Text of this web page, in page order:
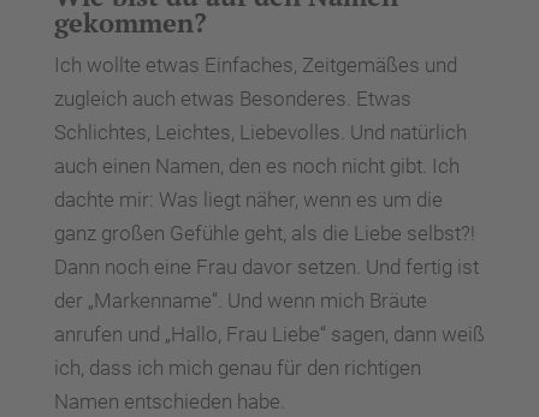
gekommen?
Ich wollte etwas Einfaches, Zeitgemäßes und
zugleich auch etwas Besonderes. Etwas
Schlichtes, Leichtes, Liebevolles. Und natürlich
auch einen Namen, den es noch nicht gibt. Ich
dachte mir: Was liegt näher, wenn es um die
ganz großen Gefühle geht, als die Liebe selbst?!
Dann noch eine Frau davor setzen. Und fertig ist
der „Markenname“. Und wenn mich Bräute
anrufen und „Hallo, Frau Liebe“ sagen, dann weiß
ich, dass ich mich genau für den richtigen
Namen entschieden habe.